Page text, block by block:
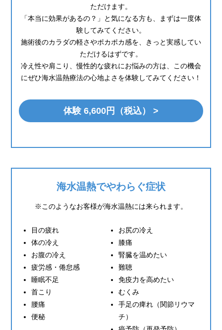
ただけます。
「本当に効果があるの？」と気になる方も、まずは一度体
験してみてください。
施術後のカラダの軽さやポカポカ感を、きっと実感してい
ただけるはずです。
冷え性や肩こり、慢性的な疲れにお悩みの方は、この機会
にぜひ海水温熱療法の心地よさを体験してみてください！
体験 6,600円（税込） >
海水温熱でやわらぐ症状
※このようなお客様が海水温熱には来られます。
目の疲れ
体の冷え
お腹の冷え
疲労感・倦怠感
睡眠不足
首こり
腰痛
便秘
お尻の冷え
膝痛
腎臓を温めたい
難聴
免疫力を高めたい
むくみ
手足の痺れ（関節リウマ
チ）